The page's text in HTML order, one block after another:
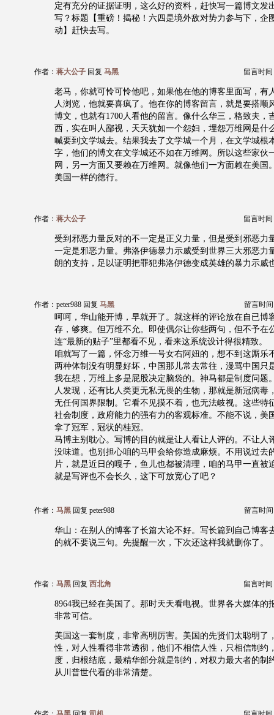
定有充分的证据证明，这么好的资料，赶快写一篇博文发
写？标题【重磅！揭秘！六四是境外敌对势力参与下，企
动】赶快去写。
作者： 蒋大公子 回复 马黑 留言时间
老马，你就可怜可怜他吧，如果他在他的博客里面写，有
人浏览，他就要喜疯了。他在你的博客留言，就是要搭顺
博文，也就有1700人看他的留言。像什么华三，格致夫，
西，实在叫人鄙视，天天犹如一个怨妇，埋怨万维网是什
喊要到文学城去。结果我去了文学城一个月，在文学城根
字，他们的博文在文学城还不如在万维网。所以这些家伙
网，另一方面又要赖在万维网。就像他们一方面赖在美国
美国一样的德行。
作者： 蒋大公子 留言时间
受到邪恶力量反对的不一定是正义力量，但是受到邪恶力
一定是邪恶力量。弗洛伊德暴力示威受到世界三大邪恶力
朗的支持，足以证明把罪犯弗洛伊德变成英雄的暴力示威
作者：peter988 回复 马黑 留言时间
呵呵，华山能开博，早就开了。就这样的评论放在自已博
存，够爽。但万维不允。即使偶尔让你些两句，但不予在
连“最新的贴子”里都看不见，看来这系统设计得很精致。
咱就写了一篇，怀念万维一号女右阿妞的，想不到这厮乐
两种体制没有明显好坏，中国那儿常去常往，漫骂中国只
我在想，万维上多是屁股决定脑袋的。神马都是制度问题
人发现，还有比人类更无私无畏的生物，那就是新冠病毒
无任何国界限制。它看不见摸不着，也无法岐视。这些特
社会制度，政府能力的强有力的客观标准。不能不说，美
拿了冠军，冠状的桂冠。
马博主别耽心。写博的目的就是让人看让人评的。不让人
没味道。也别担心咱的马甲会给你造成麻烦。不用说过去
片，就是近日的嘎子，鱼儿也都被清理，咱的马甲一直被
就是写评也不会长久，这下可放宽心了吧？
作者： 马黑 回复 peter988 留言时间
华山：在别人的博客了长篇大论不好。写长篇到自己博客
的就不要说三句。先提醒一次，下次还这样我就删你了。
作者： 马黑 回复 西北角 留言时间
8964我已经在美国了。那时天天看电视。世界各大媒体的
非常可信。
美国这一套制度，非常高明厉害。美国的先贤们太聪明了
性，对人性看得非常透彻，他们不相信人性，只相信制约
度，归根结底，最精华部分就是制约，对权力最大者的制
从川普世代看的非常清楚。